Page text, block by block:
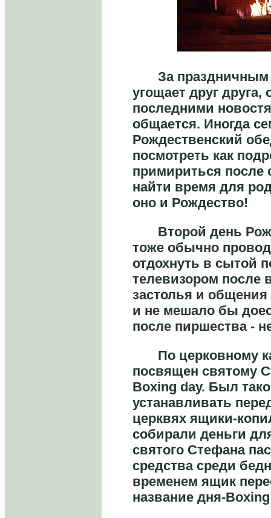
За праздничным
угощает друг друга,
последними
общается. Иногда
Рождественский
посмотреть как
примириться после
найти время для
оно и Рождество!
Второй день
тоже обычно
отдохнуть в сытой
телевизором после
застолья и
и не мешало бы
после пиршества -
По церковному
посвящен святому
Boxing day. Был
устанавливать
церквях ящики-
собирали деньги
святого Стефана
средства среди
временем ящик
название дня-